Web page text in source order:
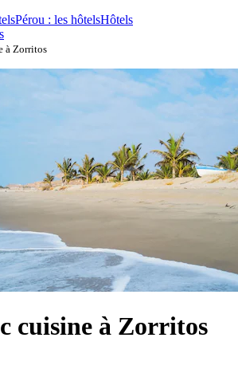
Pérou : les hôtelsHôtels
à Zorritos
cuisine à Zorritos